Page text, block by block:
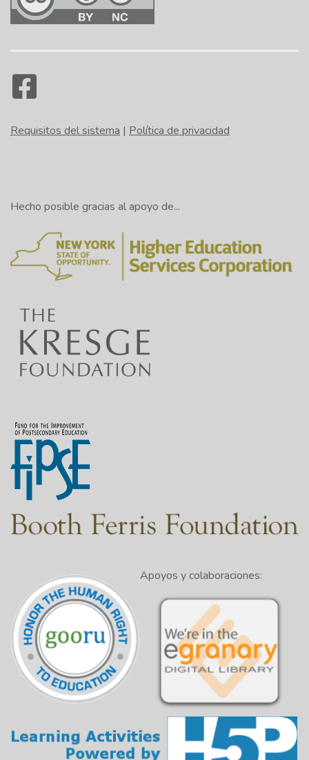
Requisitos del sistema | Política de privacidad
Hecho posible gracias al apoyo de...
Apoyos y colaboraciones: